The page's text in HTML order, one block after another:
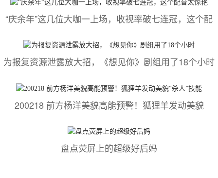
“庆余年”这几位大咖一上场，收视率破七连冠，这个配
为报复资源泄露放大招，《想见你》剧组用了18个小时
200218 前方杨洋美貌高能预警！狐狸羊发动美貌
盘点荧屏上的超级好后妈